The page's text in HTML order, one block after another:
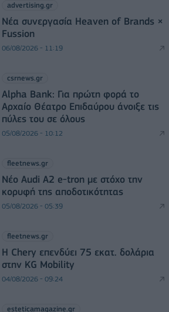
advertising.gr
Νέα συνεργασία Heaven of Brands ×
Fussion
06/08/2026 - 11:19
csrnews.gr
Alpha Bank: Για πρώτη φορά το
Αρχαίο Θέατρο Επιδαύρου άνοιξε τις
πύλες του σε όλους
05/08/2026 - 10:12
fleetnews.gr
Νέο Audi A2 e-tron με στόχο την
κορυφή της αποδοτικότητας
05/08/2026 - 05:39
fleetnews.gr
Η Chery επενδύει 75 εκατ. δολάρια
στην KG Mobility
04/08/2026 - 09:24
esteticamagazine.gr